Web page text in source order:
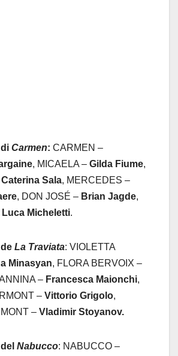
Carmen: CARMEN –
, MICAELA – Gilda Fiume,
Caterina Sala, MERCEDES –
, DON JOSÉ – Brian Jagde,
Luca Micheletti.
La Traviata: VIOLETTA
Minasyan, FLORA BERVOIX –
– Francesca Maionchi,
– Vittorio Grigolo,
– Vladimir Stoyanov.
Nabucco: NABUCCO –